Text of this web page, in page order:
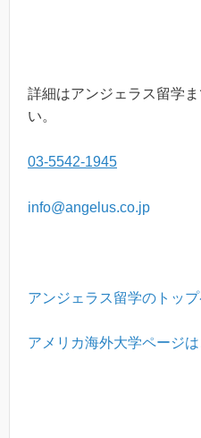
詳細はアンジェラス留学
い。
03-5542-1945
info@angelus.co.jp
アンジェラス留学のトッ
アメリカ海外大学ページは